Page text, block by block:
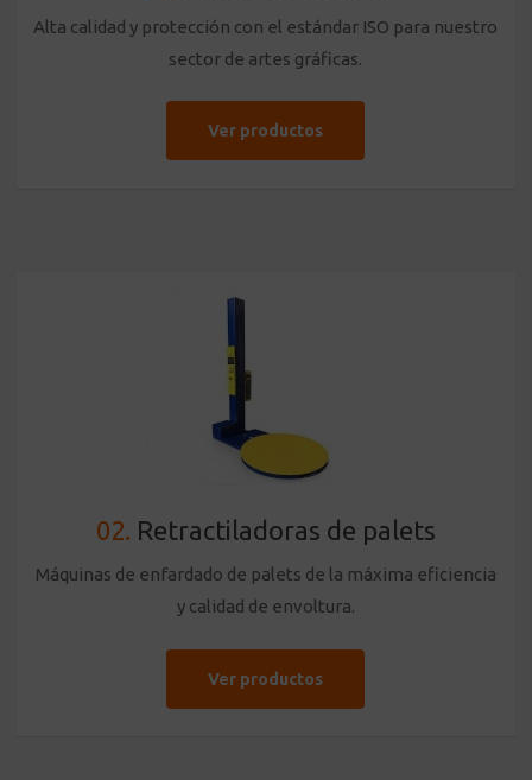
Alta calidad y protección con el estándar ISO para nuestro
sector de artes gráficas.
Ver productos
02. Retractiladoras de palets
Máquinas de enfardado de palets de la máxima eficiencia
y calidad de envoltura.
Ver productos